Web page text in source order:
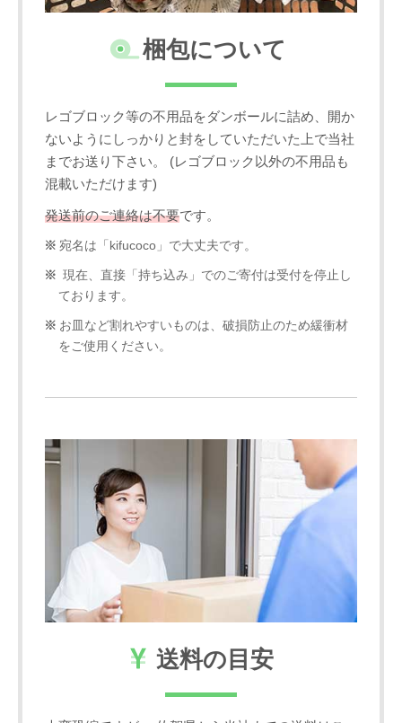
梱包について
レゴブロック等の不用品をダンボールに詰め、開か
ないようにしっかりと封をしていただいた上で当社
までお送り下さい。 (レゴブロック以外の不用品も
混載いただけます)
発送前のご連絡は不要です。
宛名は「kifucoco」で大丈夫です。
現在、直接「持ち込み」でのご寄付は受付を停止し
ております。
お皿など割れやすいものは、破損防止のため緩衝材
をご使用ください。
送料の目安